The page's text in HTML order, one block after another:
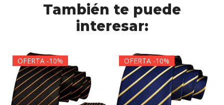
También te puede
interesar:
OFERTA -10% OFERTA -10%